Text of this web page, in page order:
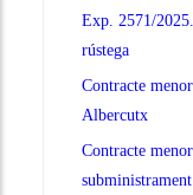
Exp. 2571/
rústega
Contracte
Albercutx
Contracte